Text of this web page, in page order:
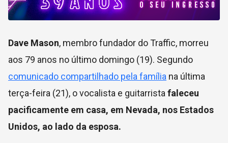
Dave Mason, membro fundador do Traffic, morreu
aos 79 anos no último domingo (19). Segundo
comunicado compartilhado pela família na última
terça-feira (21), o vocalista e guitarristafaleceu
pacificamente em casa, em Nevada, nos Estados
Unidos, ao lado da esposa.